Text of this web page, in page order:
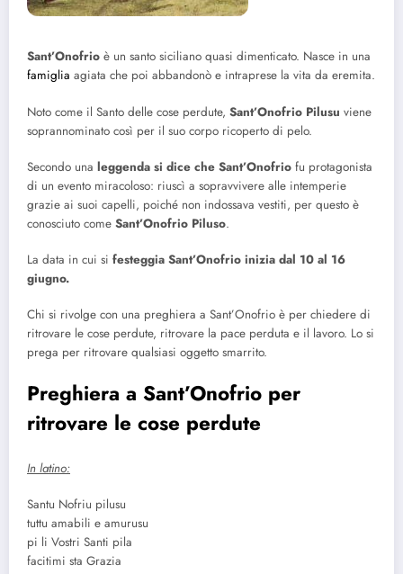
Sant’Onofrio è un santo siciliano quasi dimenticato. Nasce in una
famiglia agiata che poi abbandonò e intraprese la vita da eremita.
Noto come il Santo delle cose perdute, Sant’Onofrio Pilusu viene
soprannominato così per il suo corpo ricoperto di pelo.
Secondo una leggenda si dice che Sant’Onofrio fu protagonista
di un evento miracoloso: riuscì a sopravvivere alle intemperie
grazie ai suoi capelli, poiché non indossava vestiti, per questo è
conosciuto come Sant’Onofrio Piluso.
La data in cui si festeggia Sant’Onofrio inizia dal 10 al 16
giugno.
Chi si rivolge con una preghiera a Sant’Onofrio è per chiedere di
ritrovare le cose perdute, ritrovare la pace perduta e il lavoro. Lo si
prega per ritrovare qualsiasi oggetto smarrito.
Preghiera a Sant’Onofrio per
ritrovare le cose perdute
In latino:
Santu Nofriu pilusu
tuttu amabili e amurusu
pi li Vostri Santi pila
facitimi sta Grazia